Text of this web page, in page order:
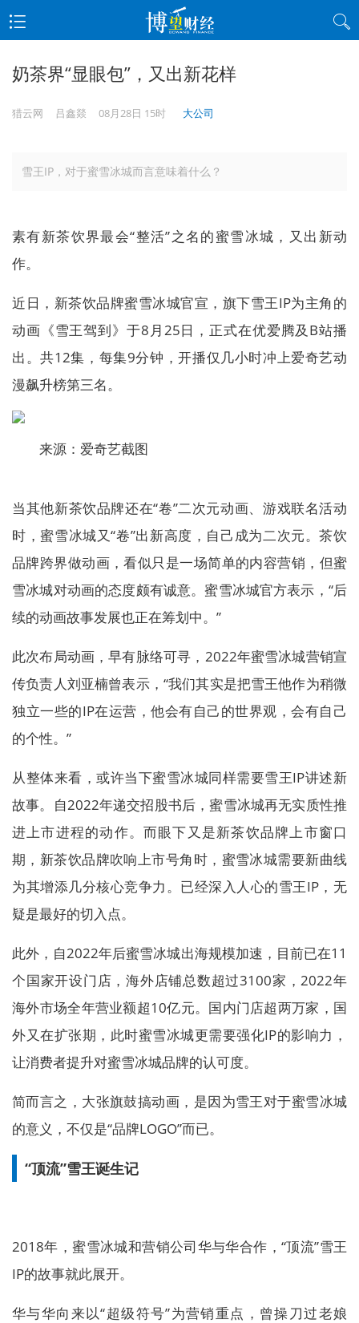
奶茶界“显眼包”，又出新花样
猎云网 吕鑫燚 08月28日 15时 大公司
雪王IP，对于蜜雪冰城而言意味着什么？
素有新茶饮界最会“整活”之名的蜜雪冰城，又出新动
作。
近日，新茶饮品牌蜜雪冰城官宣，旗下雪王IP为主角的
动画《雪王驾到》于8月25日，正式在优爱腾及B站播
出。共12集，每集9分钟，开播仅几小时冲上爱奇艺动
漫飙升榜第三名。
来源：爱奇艺截图
当其他新茶饮品牌还在“卷”二次元动画、游戏联名活动
时，蜜雪冰城又“卷”出新高度，自己成为二次元。茶饮
品牌跨界做动画，看似只是一场简单的内容营销，但蜜
雪冰城对动画的态度颇有诚意。蜜雪冰城官方表示，“后
续的动画故事发展也正在筹划中。”
此次布局动画，早有脉络可寻，2022年蜜雪冰城营销宣
传负责人刘亚楠曾表示，“我们其实是把雪王他作为稍微
独立一些的IP在运营，他会有自己的世界观，会有自己
的个性。”
从整体来看，或许当下蜜雪冰城同样需要雪王IP讲述新
故事。自2022年递交招股书后，蜜雪冰城再无实质性推
进上市进程的动作。而眼下又是新茶饮品牌上市窗口
期，新茶饮品牌吹响上市号角时，蜜雪冰城需要新曲线
为其增添几分核心竞争力。已经深入人心的雪王IP，无
疑是最好的切入点。
此外，自2022年后蜜雪冰城出海规模加速，目前已在11
个国家开设门店，海外店铺总数超过3100家，2022年
海外市场全年营业额超10亿元。国内门店超两万家，国
外又在扩张期，此时蜜雪冰城更需要强化IP的影响力，
让消费者提升对蜜雪冰城品牌的认可度。
简而言之，大张旗鼓搞动画，是因为雪王对于蜜雪冰城
的意义，不仅是“品牌LOGO”而已。
“顶流”雪王诞生记
2018年，蜜雪冰城和营销公司华与华合作，“顶流”雪王
IP的故事就此展开。
华与华向来以“超级符号”为营销重点，曾操刀过老娘